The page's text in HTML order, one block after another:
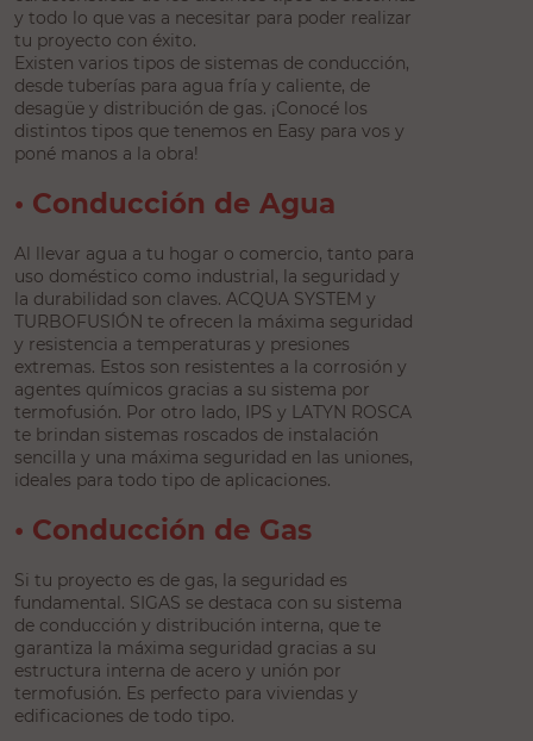
y todo lo que vas a necesitar para poder realizar
tu proyecto con éxito.
Existen varios tipos de sistemas de conducción,
desde tuberías para agua fría y caliente, de
desagüe y distribución de gas. ¡Conocé los
distintos tipos que tenemos en Easy para vos y
poné manos a la obra!
• Conducción de Agua
Al llevar agua a tu hogar o comercio, tanto para
uso doméstico como industrial, la seguridad y
la durabilidad son claves. ACQUA SYSTEM y
TURBOFUSIÓN te ofrecen la máxima seguridad
y resistencia a temperaturas y presiones
extremas. Estos son resistentes a la corrosión y
agentes químicos gracias a su sistema por
termofusión. Por otro lado, IPS y LATYN ROSCA
te brindan sistemas roscados de instalación
sencilla y una máxima seguridad en las uniones,
ideales para todo tipo de aplicaciones.
• Conducción de Gas
Si tu proyecto es de gas, la seguridad es
fundamental. SIGAS se destaca con su sistema
de conducción y distribución interna, que te
garantiza la máxima seguridad gracias a su
estructura interna de acero y unión por
termofusión. Es perfecto para viviendas y
edificaciones de todo tipo.